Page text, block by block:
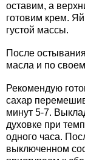
оставим, а
готовим крем.
густой массы.
После
масла и по
Рекомендую
сахар
минут 5-7.
духовке при
одного часа.
выключенном